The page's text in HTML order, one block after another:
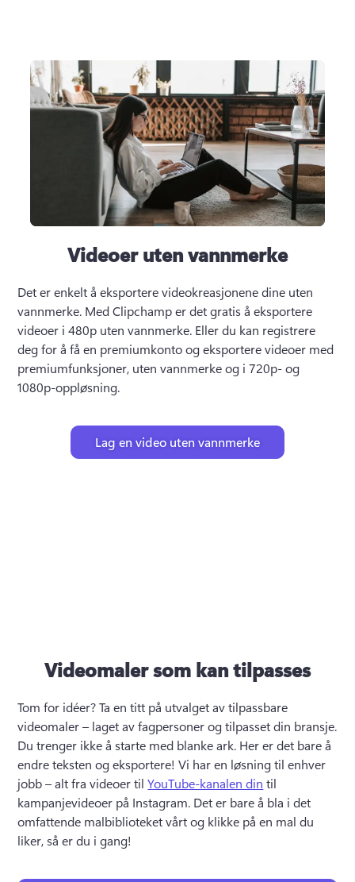
Videoer uten vannmerke
Det er enkelt å eksportere videokreasjonene dine uten
vannmerke. Med Clipchamp er det gratis å eksportere
videoer i 480p uten vannmerke. Eller du kan registrere
deg for å få en premiumkonto og eksportere videoer med
premiumfunksjoner, uten vannmerke og i 720p- og
1080p-oppløsning.
Lag en video uten vannmerke
Videomaler som kan tilpasses
Tom for idéer? Ta en titt på utvalget av tilpassbare
Du trenger ikke å starte med blanke ark. Her er det bare å
endre teksten og eksportere! Vi har en løsning til enhver
jobb – alt fra videoer til YouTube-kanalen din til
kampanjevideoer på Instagram. Det er bare å bla i det
omfattende malbiblioteket vårt og klikke på en mal du
liker, så er du i gang!